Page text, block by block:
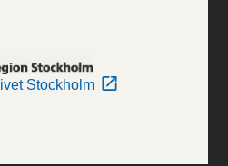
Stockholm